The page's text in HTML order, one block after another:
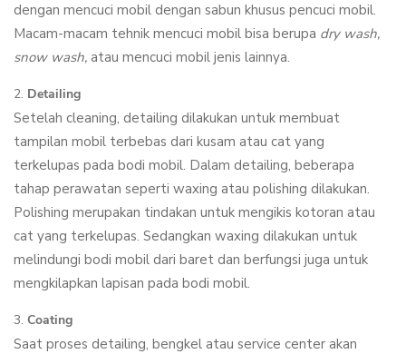
dengan mencuci mobil dengan sabun khusus pencuci mobil.
Macam-macam tehnik mencuci mobil bisa berupa dry wash,
snow wash, atau mencuci mobil jenis lainnya.
Detailing
Setelah cleaning, detailing dilakukan untuk membuat
tampilan mobil terbebas dari kusam atau cat yang
terkelupas pada bodi mobil. Dalam detailing, beberapa
tahap perawatan seperti waxing atau polishing dilakukan.
Polishing merupakan tindakan untuk mengikis kotoran atau
cat yang terkelupas. Sedangkan waxing dilakukan untuk
melindungi bodi mobil dari baret dan berfungsi juga untuk
mengkilapkan lapisan pada bodi mobil.
Coating
Saat proses detailing, bengkel atau service center akan